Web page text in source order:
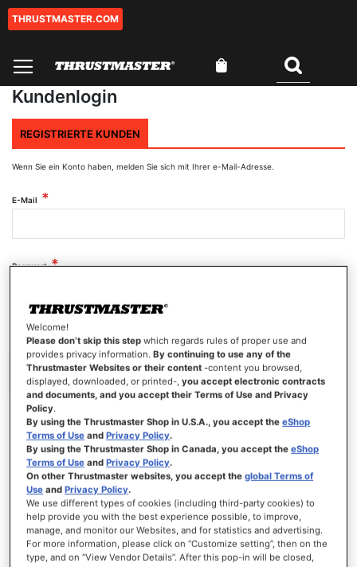
Zum
THRUSTMASTER.COM
Mein Warenkorb
Kundenlogin
REGISTRIERTE KUNDEN
Wenn Sie ein Konto haben, melden Sie sich mit Ihrer e-Mail-Adresse.
E-Mail
Passwort
Passwort anzeigen
ANMELDEN
Passwort vergessen?
NEUE KUNDEN
Welcome!
Please don’t skip this step which regards rules of proper use and
provides privacy information.By continuing to use any of the
Thrustmaster Websites or their content -content you browsed,
displayed, downloaded, or printed-,you accept electronic contracts
and documents, and you accept their Terms of Use and Privacy
Policy.
By using the Thrustmaster Shop in U.S.A., you accept theeShop
Terms of Use andPrivacy Policy.
By using the Thrustmaster Shop in Canada, you accept theeShop
Terms of Use andPrivacy Policy.
On other Thrustmaster websites, you accept theglobal Terms of
Use andPrivacy Policy.
We use different types of cookies (including third-party cookies) to
help provide you with the best experience possible, to improve,
manage, and monitor our Websites, and for statistics and advertising.
For more information, please click on “Customize setting”, then on the
type, and on “View Vendor Details”. After this pop-in will be closed,